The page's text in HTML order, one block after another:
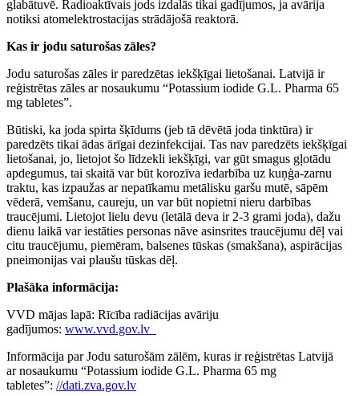
glabātuvē. Radioaktīvais jods izdalās tikai gadījumos, ja avārija
notiksi atomelektrostacijas strādājošā reaktorā.
Kas ir jodu saturošas zāles?
Jodu saturošas zāles ir paredzētas iekšķīgai lietošanai. Latvijā ir
reģistrētas zāles ar nosaukumu “Potassium iodide G.L. Pharma 65
mg tabletes”.
Būtiski, ka joda spirta šķīdums (jeb tā dēvētā joda tinktūra) ir
paredzēts tikai ādas ārīgai dezinfekcijai. Tas nav paredzēts iekšķīgai
lietošanai, jo, lietojot šo līdzekli iekšķīgi, var gūt smagus gļotādu
apdegumus, tai skaitā var būt korozīva iedarbība uz kuņģa-zarnu
traktu, kas izpaužas ar nepatīkamu metālisku garšu mutē, sāpēm
vēderā, vemšanu, caureju, un var būt nopietni nieru darbības
traucējumi. Lietojot lielu devu (letālā deva ir 2-3 grami joda), dažu
dienu laikā var iestāties personas nāve asinsrites traucējumu dēļ vai
citu traucējumu, piemēram, balsenes tūskas (smakšana), aspirācijas
pneimonijas vai plaušu tūskas dēļ.
Plašāka informācija:
VVD mājas lapā: Rīcība radiācijas avāriju
gadījumos: www.vvd.gov.lv
Informācija par Jodu saturošām zālēm, kuras ir reģistrētas Latvijā
ar nosaukumu “Potassium iodide G.L. Pharma 65 mg
tabletes”: //dati.zva.gov.lv